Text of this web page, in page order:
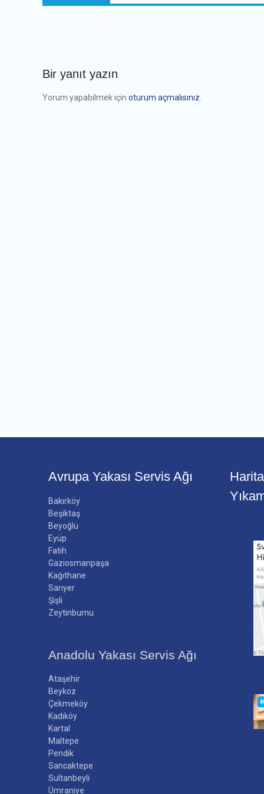
Bir yanıt yazın
Yorum yapabilmek için oturum açmalısınız
Avrupa Yakası Servis Ağı
Bakırköy
Beşiktaş
Beyoğlu
Eyüp
Fatih
Gaziosmanpaşa
Kağıthane
Sarıyer
Şişli
Zeytinburnu
Anadolu Yakası Servis Ağı
Ataşehir
Beykoz
Çekmeköy
Kadıköy
Kartal
Maltepe
Pendik
Sancaktepe
Sultanbeyli
Ümraniye